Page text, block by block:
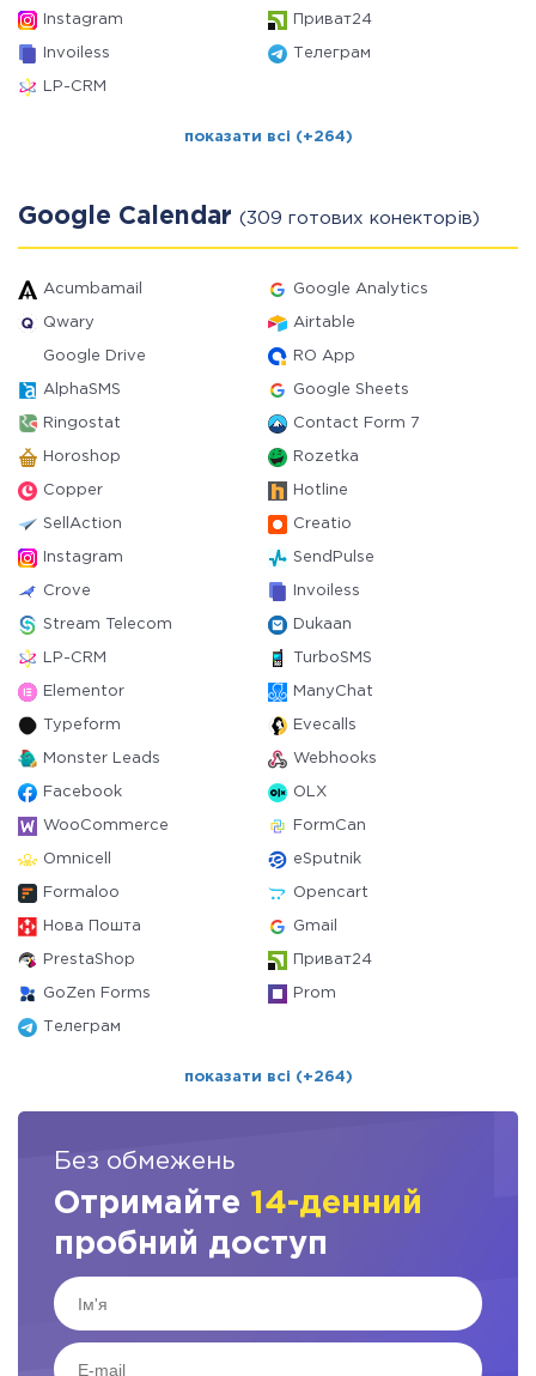
Instagram Приват24
Invoiless Телеграм
LP-CRM
показати всі (+264)
Google Calendar (309 готових конекторів)
Acumbamail Google Analytics
Qwary Airtable
Google Drive RO App
AlphaSMS Google Sheets
Ringostat Contact Form 7
Horoshop Rozetka
Copper Hotline
SellAction Creatio
Instagram SendPulse
Crove Invoiless
Stream Telecom Dukaan
LP-CRM TurboSMS
Elementor ManyChat
Typeform Evecalls
Monster Leads Webhooks
Facebook OLX
WooCommerce FormCan
Omnicell eSputnik
Formaloo Opencart
Нова Пошта Gmail
PrestaShop Приват24
GoZen Forms Prom
Телеграм
показати всі (+264)
Без обмежень
Отримайте 14-денний
пробний доступ